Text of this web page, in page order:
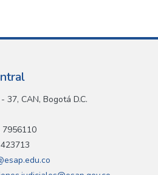
37, CAN, Bogotá D.C.
7956110